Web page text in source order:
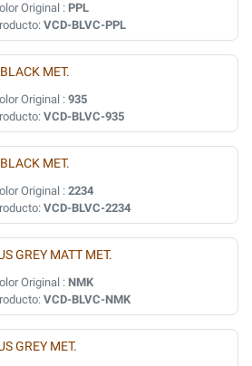
Original : PPL
VCD-BLVC-PPL
MET.
Original :935
VCD-BLVC-935
MET.
Original :2234
VCD-BLVC-2234
GREY MATT MET.
Original : NMK
VCD-BLVC-NMK
GREY MET.